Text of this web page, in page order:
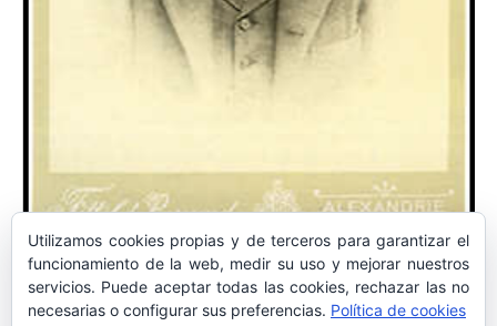
CULTURA
CAVAFIS 160 Y 90 AÑOS
Conde Bevilacqua - 30 de abril de 2023 0
Utilizamos cookies propias y de terceros para garantizar el
funcionamiento de la web, medir su uso y mejorar nuestros
servicios. Puede aceptar todas las cookies, rechazar las no
necesarias o configurar sus preferencias. Política de cookies